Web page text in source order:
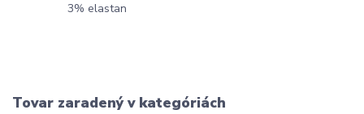
3% elastan
Tovar zaradený v kategóriách